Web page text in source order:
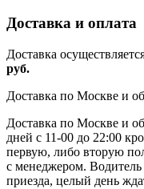
Доставка и оплата
Доставка
руб.
Доставка по Москве и
Доставка по Москве и
дней с 11-00 до 22:00
первую, либо вторую
с менеджером. Водитель
приезда, целый день